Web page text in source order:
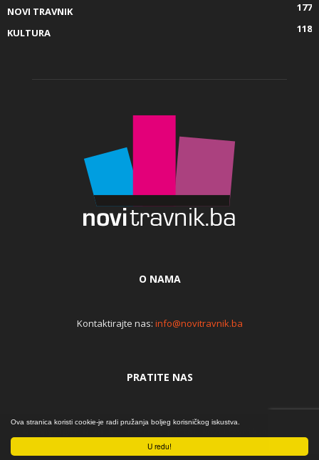
U redu!
Ova stranica koristi cookie-je radi pružanja boljeg korisničkog iskustva.
NOVI TRAVNIK
177
KULTURA
118
O NAMA
Kontaktirajte nas: info@novitravnik.ba
PRATITE NAS
srca... | By Đomla